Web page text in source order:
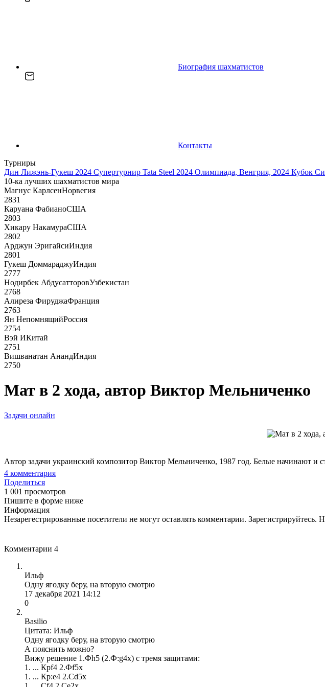
Биография шахматистов
Контакты
Турниры
Дин Лижэнь-Гукеш 2024 Супертурнир Tata Steel 2024 Олимпиада, Венгрия, 2024 Кубок
10-ка лучших шахматистов мира
Магнус КарлсенНорвегия
2831
Каруана ФабианоСША
2803
Хикару НакамураСША
2802
Арджун ЭригайсиИндия
2801
Гукеш ДоммараджуИндия
2777
Нодирбек АбдусатторовУзбекистан
2768
Алиреза ФируджаФранция
2763
Ян НепомнящийРоссия
2754
Вэй ИКитай
2751
Вишванатан АнандИндия
2750
Мат в 2 хода, автор Виктор Мельниченко
Задачи онлайн
Автор задачи украинский композитор Виктор Мельниченко, 1987 год. Белые начинают и
4 комментария
Поделиться
1 001 просмотров
Пишите в форме ниже
Информация
Незарегестрированные посетители не могут оставлять комментарии. Зарегистрируйтесь.
Комментарии 4
Ильф
Одну ягодку беру, на вторую смотрю
17 декабря 2021 14:12
0
Basilio
Цитата: Ильф
Одну ягодку беру, на вторую смотрю
А пояснить можно?
Вижу решение 1.Фh5 (2.Ф:g4x) с тремя защитами:
1. ... Крf4 2.Фf5x
1. ... Кр:е4 2.Сd5x